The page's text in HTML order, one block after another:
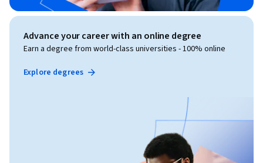
Advance your career with an online degree
Earn a degree from world-class universities - 100% online
Explore degrees